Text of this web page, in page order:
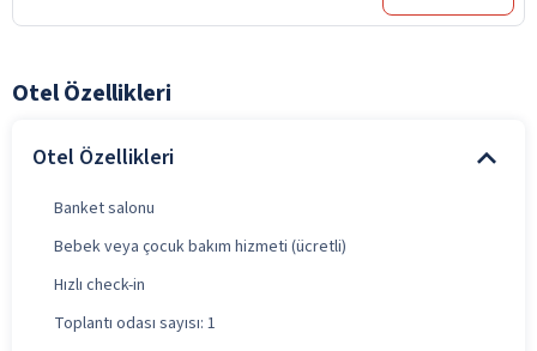
Otel Özellikleri
Otel Özellikleri
Banket salonu
Bebek veya çocuk bakım hizmeti (ücretli)
Hızlı check-in
Toplantı odası sayısı: 1